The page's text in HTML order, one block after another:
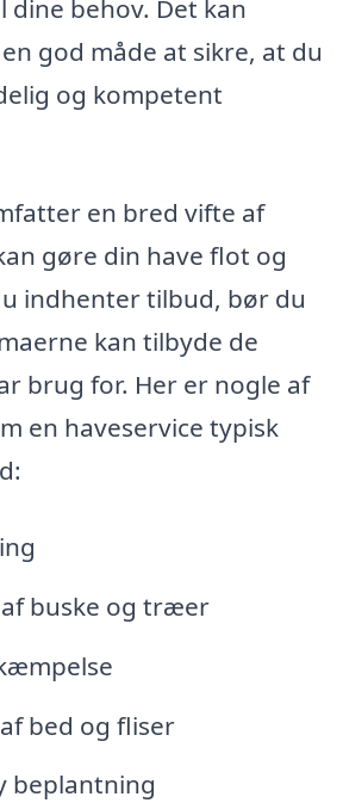
dine behov. Det kan
god måde at sikre, at du
og kompetent
en bred vifte af
gøre din have flot og
indhenter tilbud, bør du
kan tilbyde de
brug for. Her er nogle af
en haveservice typisk
buske og træer
bed og fliser
beplantning